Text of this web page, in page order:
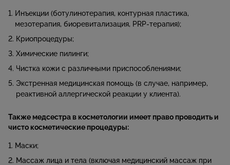
Инъекции (ботулинотерапия, контурная пластика,
мезотерапия, биоревитализация, PRP-терапия);
Криопроцедуры;
Химические пилинги;
Чистка кожи с различными приспособлениями;
Экстренная медицинская помощь (в случае, например,
реактивной аллергической реакции у клиента).
Также медсестра в косметологии имеет право проводить и
чисто косметические процедуры:
Маски;
Массаж лица и тела (включая медицинский массаж при